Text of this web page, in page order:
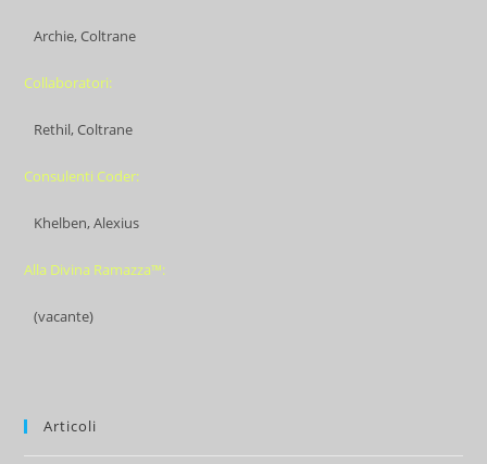
Archie, Coltrane
Collaboratori:
Rethil, Coltrane
Consulenti Coder:
Khelben, Alexius
Alla Divina Ramazza™:
(vacante)
Articoli